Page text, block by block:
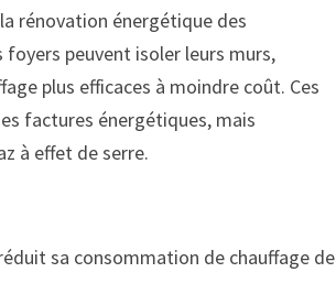
rénovation énergétique des
peuvent isoler leurs murs,
plus efficaces à moindre coût. Ces
factures énergétiques, mais
à effet de serre.
sa consommation de chauffage de